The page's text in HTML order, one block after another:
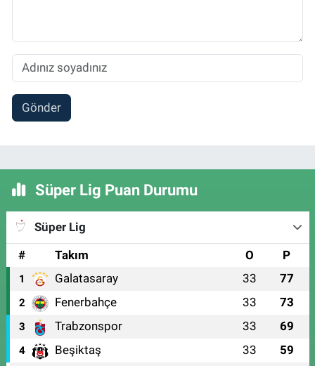
Gönder
Süper Lig Puan Durumu
Süper Lig
#
Takım O P
1 Galatasaray 33 77
2 Fenerbahçe 33 73
3 Trabzonspor 33 69
4 Beşiktaş 33 59